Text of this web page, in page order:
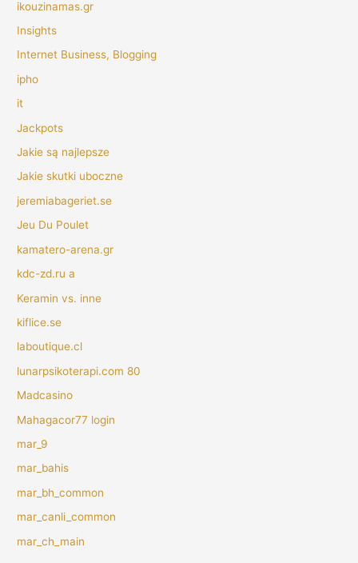
ikouzinamas.gr
Insights
Internet Business, Blogging
ipho
it
Jackpots
Jakie są najlepsze
Jakie skutki uboczne
jeremiabageriet.se
Jeu Du Poulet
kamatero-arena.gr
kdc-zd.ru a
Keramin vs. inne
kiflice.se
laboutique.cl
lunarpsikoterapi.com 80
Madcasino
Mahagacor77 login
mar_9
mar_bahis
mar_bh_common
mar_canli_common
mar_ch_main